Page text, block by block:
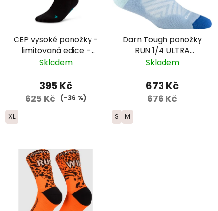
CEP vysoké ponožky -
limitovaná edice -
pánské - černá/
Skladem
395 Kč
625 Kč (–36 %)
XL
Darn Tough ponožky
RUN 1/4 ULTRA
Lightweight s
modré
Skladem
673 Kč
676 Kč
S M